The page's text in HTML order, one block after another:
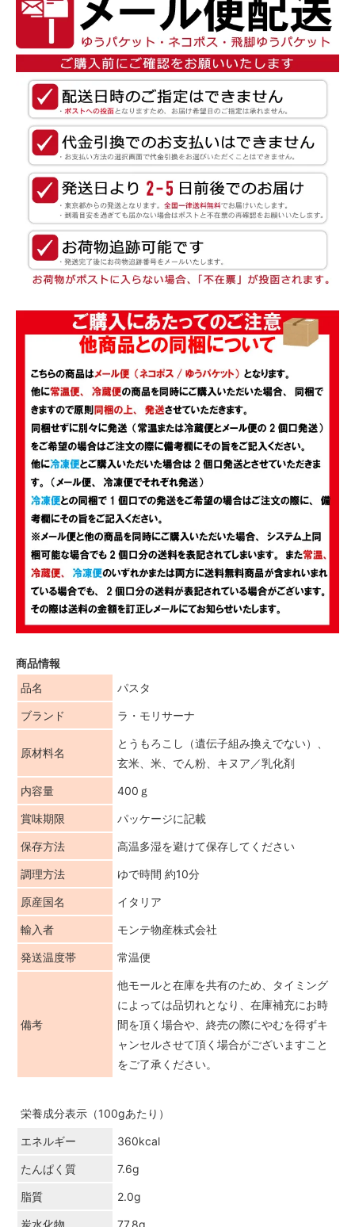
商品情報
品名
パスタ
ブランド ラ・モリサーナ
原材料名
とうもろこし（遺伝子組み換えでない）、
玄米、米、でん粉、キヌア／乳化剤
内容量 400ｇ
賞味期限 パッケージに記載
保存方法 高温多湿を避けて保存してください
調理方法 ゆで時間 約10分
原産国名 イタリア
輸入者 モンテ物産株式会社
発送温度帯 常温便
備考
他モールと在庫を共有のため、タイミング
によっては品切れとなり、在庫補充にお時
間を頂く場合や、終売の際にやむを得ずキ
ャンセルさせて頂く場合がございますこと
をご了承ください。
栄養成分表示（100gあたり）
エネルギー 360kcal
たんぱく質 7.6g
脂質 2.0g
炭水化物 77.8g